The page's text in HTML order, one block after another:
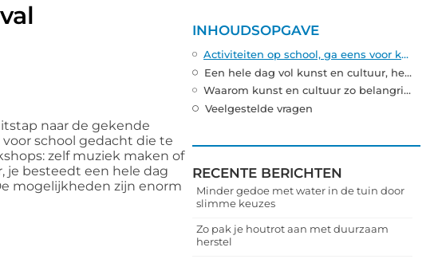
naar de gekende
school gedacht die te
zelf muziek maken of
je besteedt een hele dag
mogelijkheden zijn enorm
INHOUDSOPGAVE
Activiteiten op school, ga eens voor kunst en cultuur
Een hele dag vol kunst en cultuur, heerlijk!
Waarom kunst en cultuur zo belangrijk is voor kinderen
Veelgestelde vragen
RECENTE BERICHTEN
Minder gedoe met water in de tuin door
slimme keuzes
Zo pak je houtrot aan met duurzaam
herstel